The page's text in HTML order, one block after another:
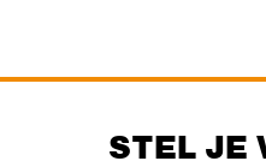
STEL JE